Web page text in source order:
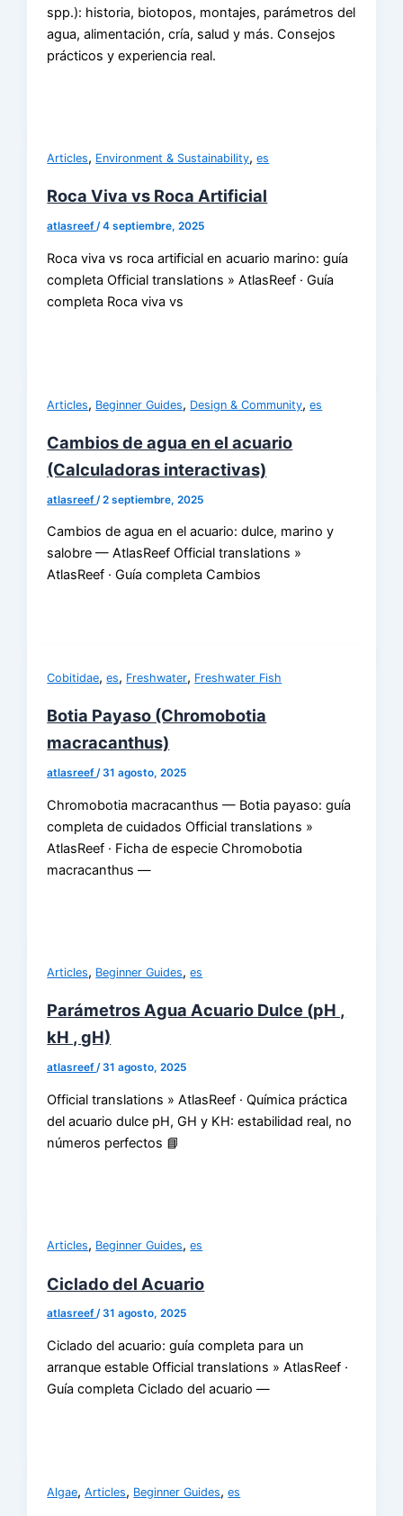
spp.): historia, biotopos, montajes, parámetros del
agua, alimentación, cría, salud y más. Consejos
prácticos y experiencia real.
Articles, Environment & Sustainability,es
Roca Viva vs Roca Artificial
atlasreef/4 septiembre, 2025
Roca viva vs roca artificial en acuario marino: guía
completa Official translations » AtlasReef · Guía
completa Roca viva vs
Articles, Beginner Guides, Design & Community,es
Cambios de agua en el acuario
(Calculadoras interactivas)
atlasreef /2 septiembre, 2025
Cambios de agua en el acuario: dulce, marino y
salobre — AtlasReef Official translations »
AtlasReef · Guía completa Cambios
Cobitidae,es, Freshwater, Freshwater Fish
Botia Payaso (Chromobotia
macracanthus)
atlasreef/31 agosto, 2025
Chromobotia macracanthus — Botia payaso: guía
completa de cuidados Official translations »
AtlasReef · Ficha de especie Chromobotia
macracanthus —
Articles, Beginner Guides,es
Parámetros Agua Acuario Dulce (pH ,
kH , gH)
atlasreef/31 agosto, 2025
Official translations » AtlasReef · Química práctica
del acuario dulce pH, GH y KH: estabilidad real, no
números perfectos 📘
Articles, Beginner Guides,es
Ciclado del Acuario
atlasreef/31 agosto, 2025
Ciclado del acuario: guía completa para un
arranque estable Official translations » AtlasReef ·
Guía completa Ciclado del acuario —
Algae,Articles, Beginner Guides,es